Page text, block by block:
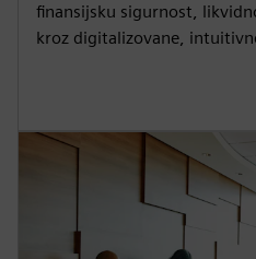
finansijsku sigurnost,
kroz digitalizovane,